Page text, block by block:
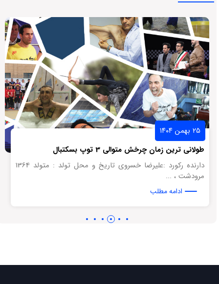
۲۵ بهمن ۱۴۰۴
طولانی ترین زمان چرخش متوالی 3 توپ بسکتبال
دارنده رکورد :علیرضا خسروی تاریخ و محل تولد : متولد 1364
مرودشت ، ...
ادامه مطلب